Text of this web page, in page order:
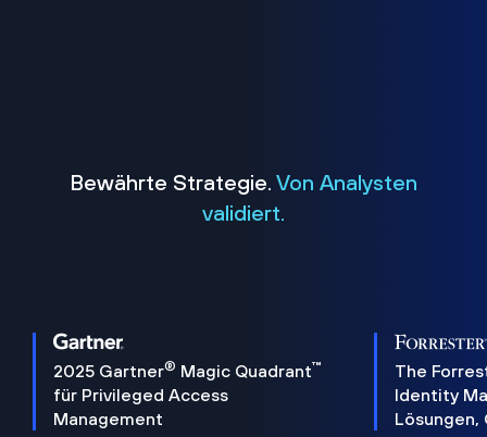
Bewährte Strategie. Von Analysten
validiert.
2025 Gartner® Magic Quadrant™
für Privileged Access
Management
The
Identity
Lösungen,